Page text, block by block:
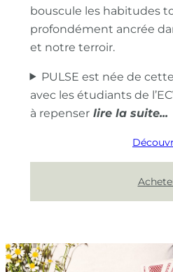
bouscule les habitudes
profondément ancrée
et notre terroir.
PULSE est née de
avec les étudiants de
à repenser